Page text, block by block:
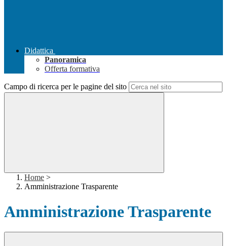
Didattica
Panoramica
Offerta formativa
Campo di ricerca per le pagine del sito
Home >
Amministrazione Trasparente
Amministrazione Trasparente